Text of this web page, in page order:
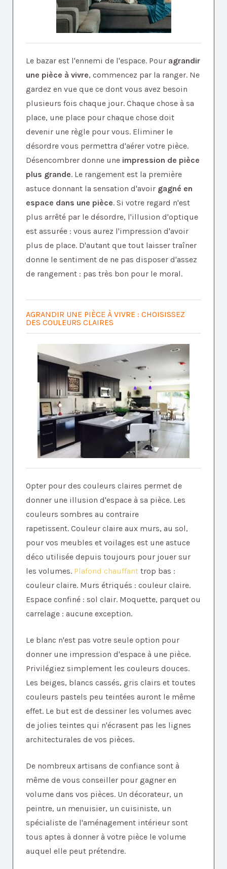
Le bazar est l'ennemi de l'espace. Pour agrandir
une pièce à vivre, commencez par la ranger. Ne
gardez en vue que ce dont vous avez besoin
plusieurs fois chaque jour. Chaque chose à sa
place, une place pour chaque chose doit
devenir une règle pour vous. Eliminer le
désordre vous permettra d'aérer votre pièce.
Désencombrer donne une impression de pièce
plus grande. Le rangement est la première
astuce donnant la sensation d'avoir gagné en
espace dans une pièce. Si votre regard n'est
plus arrêté par le désordre, l'illusion d'optique
est assurée : vous aurez l'impression d'avoir
plus de place. D'autant que tout laisser traîner
donne le sentiment de ne pas disposer d'assez
de rangement : pas très bon pour le moral.
AGRANDIR UNE PIÈCE À VIVRE : CHOISISSEZ
DES COULEURS CLAIRES
Opter pour des couleurs claires permet de
donner une illusion d'espace à sa pièce. Les
couleurs sombres au contraire
rapetissent. Couleur claire aux murs, au sol,
pour vos meubles et voilages est une astuce
déco utilisée depuis toujours pour jouer sur
les volumes. Plafond chauffant trop bas :
couleur claire. Murs étriqués : couleur claire.
Espace confiné : sol clair. Moquette, parquet ou
carrelage : aucune exception.
Le blanc n'est pas votre seule option pour
donner une impression d'espace à une pièce.
Privilégiez simplement les couleurs douces.
Les beiges, blancs cassés, gris clairs et toutes
couleurs pastels peu teintées auront le même
effet. Le but est de dessiner les volumes avec
de jolies teintes qui n'écrasent pas les lignes
architecturales de vos pièces.
De nombreux artisans de confiance sont à
même de vous conseiller pour gagner en
volume dans vos pièces. Un décorateur, un
peintre, un menuisier, un cuisiniste, un
spécialiste de l'aménagement intérieur sont
tous aptes à donner à votre pièce le volume
auquel elle peut prétendre.